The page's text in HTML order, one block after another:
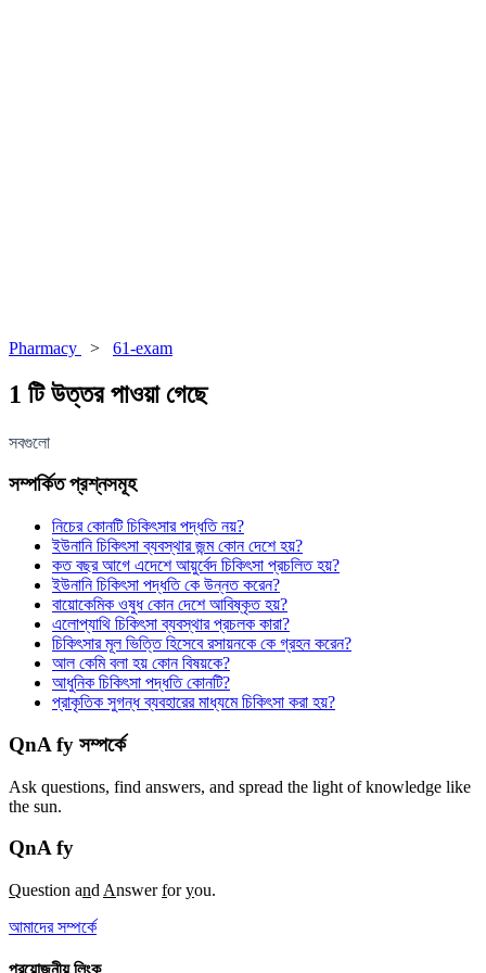
Pharmacy > 61-exam
1 টি উত্তর পাওয়া গেছে
সবগুলো
সম্পর্কিত প্রশ্নসমূহ
নিচের কোনটি চিকিৎসার পদ্ধতি নয়?
ইউনানি চিকিৎসা ব্যবস্থার জন্ম কোন দেশে হয়?
কত বছর আগে এদেশে আয়ুর্বেদ চিকিৎসা প্রচলিত হয়?
ইউনানি চিকিৎসা পদ্ধতি কে উন্নত করেন?
বায়োকেমিক ওষুধ কোন দেশে আবিষ্কৃত হয়?
এলোপ্যাথি চিকিৎসা ব্যবস্থার প্রচলক কারা?
চিকিৎসার মূল ভিত্তি হিসেবে রসায়নকে কে গ্রহন করেন?
আল কেমি বলা হয় কোন বিষয়কে?
আধুনিক চিকিৎসা পদ্ধতি কোনটি?
প্রাকৃতিক সুগন্ধ ব্যবহারের মাধ্যমে চিকিৎসা করা হয়?
QnA fy সম্পর্কে
Ask questions, find answers, and spread the light of knowledge like
the sun.
QnAfy
Question and Answerforyou.
আমাদের সম্পর্কে